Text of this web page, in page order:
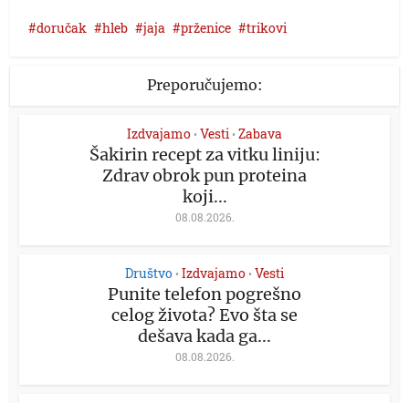
doručak hleb jaja prženice trikovi
Preporučujemo:
Izdvajamo • Vesti • Zabava
Šakirin recept za vitku liniju:
Zdrav obrok pun proteina
koji...
08.08.2026.
Društvo • Izdvajamo • Vesti
Punite telefon pogrešno
celog života? Evo šta se
dešava kada ga...
08.08.2026.